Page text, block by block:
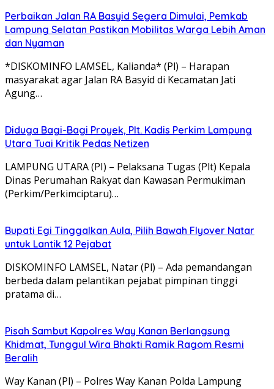
Perbaikan Jalan RA Basyid Segera Dimulai, Pemkab
Lampung Selatan Pastikan Mobilitas Warga Lebih Aman
dan Nyaman
*DISKOMINFO LAMSEL, Kalianda* (Pl) – Harapan
masyarakat agar Jalan RA Basyid di Kecamatan Jati
Agung…
Diduga Bagi-Bagi Proyek, Plt. Kadis Perkim Lampung
Utara Tuai Kritik Pedas Netizen
LAMPUNG UTARA (PI) – Pelaksana Tugas (Plt) Kepala
Dinas Perumahan Rakyat dan Kawasan Permukiman
(Perkim/Perkimciptaru)…
Bupati Egi Tinggalkan Aula, Pilih Bawah Flyover Natar
untuk Lantik 12 Pejabat
DISKOMINFO LAMSEL, Natar (Pl) – Ada pemandangan
berbeda dalam pelantikan pejabat pimpinan tinggi
pratama di…
Pisah Sambut Kapolres Way Kanan Berlangsung
Khidmat, Tunggul Wira Bhakti Ramik Ragom Resmi
Beralih
Way Kanan (Pl) – Polres Way Kanan Polda Lampung